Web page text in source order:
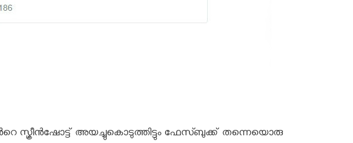
സ്ക്രീന്‍ഷോട്ട് അയച്ചുകൊടുത്തിട്ടും ഫേസ്ബുക്ക് തന്നെയൊരു